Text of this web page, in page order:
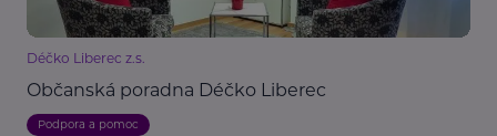
Déčko Liberec z.s.
Občanská poradna Déčko Liberec
Podpora a pomoc